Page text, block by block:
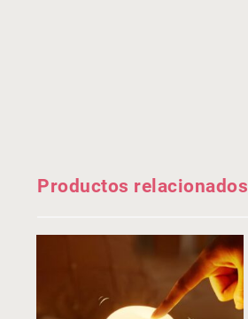
Productos relacionados